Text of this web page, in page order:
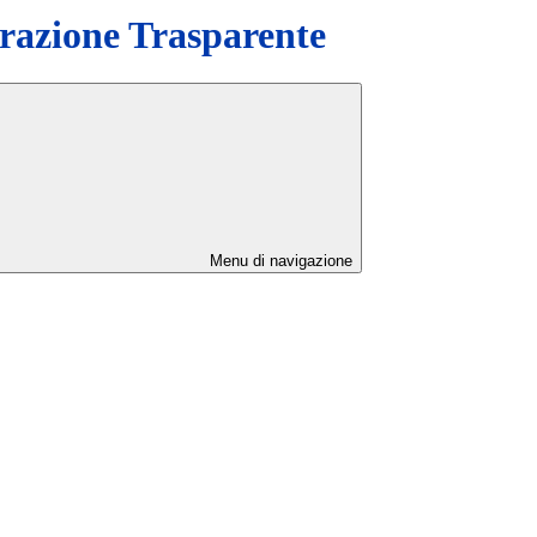
Trasparente
Menu di navigazione